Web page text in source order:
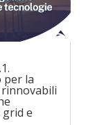
per la
e